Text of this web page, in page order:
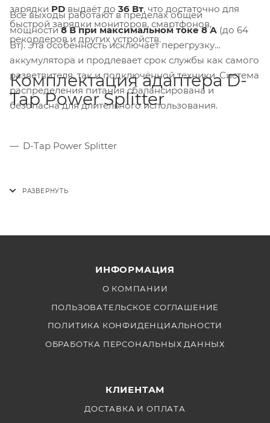
зарядки PD выдаёт до 36 Вт, что достаточно для
быстрой зарядки мониторов, смартфонов,
рекордеров и других устройств.
Все выходы работают в пределах общей
мощности8 В при максимальном токе 8 А (до 64
Вт). Эта особенность исключает перегрузку
аккумулятора и продлевает срок службы как самого
разветвителя, так и подключённой техники. Система
распределения питания сбалансирована и
безопасна для длительного использования.
Комплектация адаптера D-
Tap Power Splitter
D-Tap Power Splitter
ИНФОРМАЦИЯ
О КОМПАНИИ
ПОЛЬЗОВАТЕЛЬСКОЕ СОГЛАШЕНИЕ
ПОЛИТИКА КОНФИДЕНЦИАЛЬНОСТИ
ОБРАБОТКА ПЕРСОНАЛЬНЫХ ДАННЫХ
КЛИЕНТАМ
ДОСТАВКА И ОПЛАТА